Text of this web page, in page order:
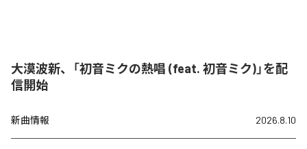
大漠波新、「初音ミクの熱唱 (feat. 初音ミク)」を配
信開始
新曲情報 2026.8.10